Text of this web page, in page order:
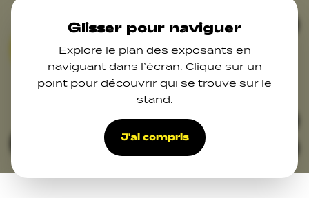
Skip to main content
Glisser pour naviguer
Explore le plan des exposants en
naviguant dans l’écran. Clique sur un
point pour découvrir qui se trouve sur le
stand.
J'ai compris
03
07
48
02
33
34